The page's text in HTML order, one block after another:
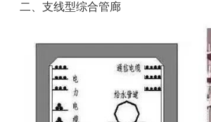
二、支线型综合管廊